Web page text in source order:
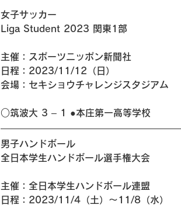
女子サッカー
Liga Student 2023 関東1部
主催：スポーツニッポン新聞社
日程：2023/11/12（日）
会場：セキショウチャレンジスタジアム
○筑波大 3 – 1 ●本庄第一高等学校
男子ハンドボール
全日本学生ハンドボール選手権大会
主催：全日本学生ハンドボール連盟
日程：2023/11/4（土）～11/8（水）